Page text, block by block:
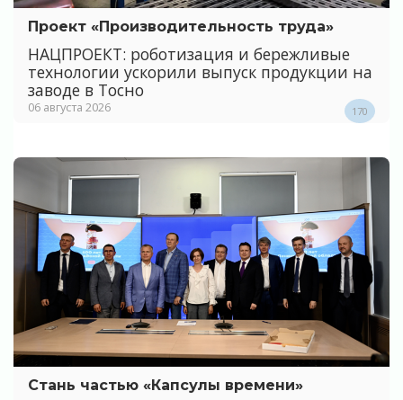
Проект «Производительность труда»
НАЦПРОЕКТ: роботизация и бережливые
технологии ускорили выпуск продукции на
заводе в Тосно
06 августа 2026 170
Стань частью «Капсулы времени»